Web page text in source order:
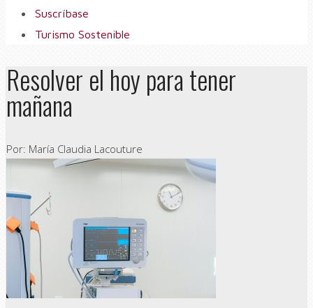
Suscríbase
Turismo Sostenible
Resolver el hoy para tener
mañana
Por: María Claudia Lacouture